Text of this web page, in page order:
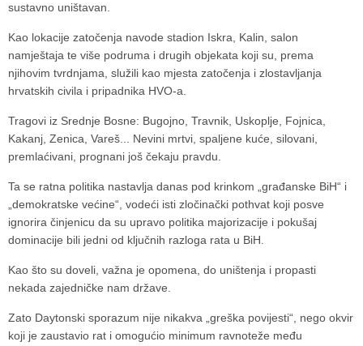
sustavno uništavan.
Kao lokacije zatočenja navode stadion Iskra, Kalin, salon
namještaja te više podruma i drugih objekata koji su, prema
njihovim tvrdnjama, služili kao mjesta zatočenja i zlostavljanja
hrvatskih civila i pripadnika HVO-a.
Tragovi iz Srednje Bosne: Bugojno, Travnik, Uskoplje, Fojnica,
Kakanj, Zenica, Vareš... Nevini mrtvi, spaljene kuće, silovani,
premlaćivani, prognani još čekaju pravdu.
Ta se ratna politika nastavlja danas pod krinkom „građanske BiH“ i
„demokratske većine“, vodeći isti zločinački pothvat koji posve
ignorira činjenicu da su upravo politika majorizacije i pokušaj
dominacije bili jedni od ključnih razloga rata u BiH.
Kao što su doveli, važna je opomena, do uništenja i propasti
nekada zajedničke nam države.
Zato Daytonski sporazum nije nikakva „greška povijesti“, nego okvir
koji je zaustavio rat i omogućio minimum ravnoteže među